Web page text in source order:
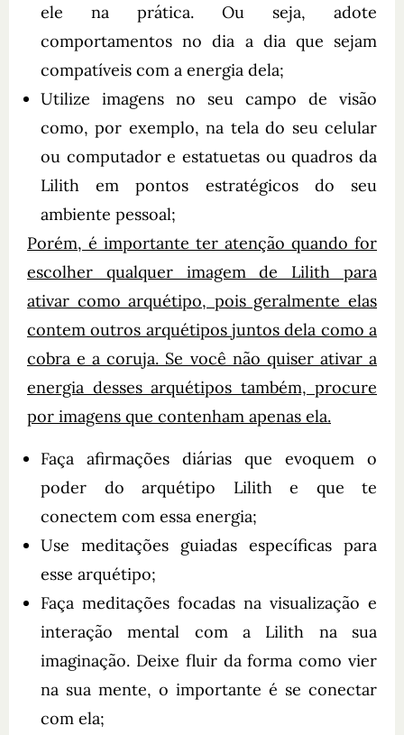
ele na prática. Ou seja, adote
comportamentos no dia a dia que sejam
compatíveis com a energia dela;
Utilize imagens no seu campo de visão
como, por exemplo, na tela do seu celular
ou computador e estatuetas ou quadros da
Lilith em pontos estratégicos do seu
ambiente pessoal;
Porém, é importante ter atenção quando for
escolher qualquer imagem de Lilith para
ativar como arquétipo, pois geralmente elas
contem outros arquétipos juntos dela como a
cobra e a coruja. Se você não quiser ativar a
energia desses arquétipos também, procure
por imagens que contenham apenas ela.
Faça afirmações diárias que evoquem o
poder do arquétipo Lilith e que te
conectem com essa energia;
Use meditações guiadas específicas para
esse arquétipo;
Faça meditações focadas na visualização e
interação mental com a Lilith na sua
imaginação. Deixe fluir da forma como vier
na sua mente, o importante é se conectar
com ela;